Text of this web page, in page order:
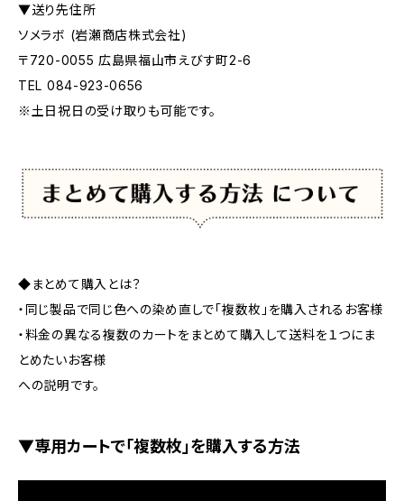
▼送り先住所
ソメラボ (岩瀬商店株式会社)
〒720-0055 広島県福山市えびす町2-6
TEL 084-923-0656
※土日祝日の受け取りも可能です。
◆まとめて購入とは？
・同じ製品で同じ色への染め直しで「複数枚」を購入されるお客様
・料金の異なる複数のカートをまとめて購入して送料を１つにま
とめたいお客様
への説明です。
▼専用カートで「複数枚」を購入する方法